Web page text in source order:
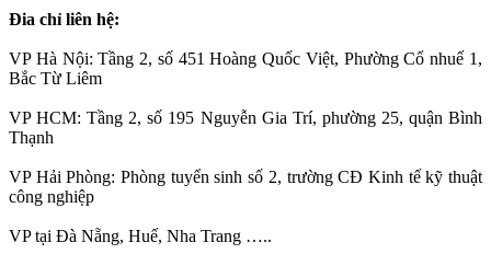
Đia chỉ liên hệ:
VP Hà Nội: Tầng 2, số 451 Hoàng Quốc Việt, Phường Cổ nhuế 1,
Bắc Từ Liêm
VP HCM: Tầng 2, số 195 Nguyễn Gia Trí, phường 25, quận Bình
Thạnh
VP Hải Phòng: Phòng tuyển sinh số 2, trường CĐ Kinh tế kỹ thuật
công nghiệp
VP tại Đà Nẵng, Huế, Nha Trang …..